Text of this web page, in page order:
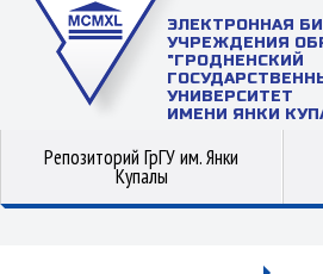
ЭЛЕКТРОННАЯ
УЧРЕЖДЕНИЯ
"ГРОДНЕНСКИЙ
УНИВЕРСИТЕТ
ИМЕНИ ЯНКИ
Репозиторий ГрГУ им. Янки
Купалы